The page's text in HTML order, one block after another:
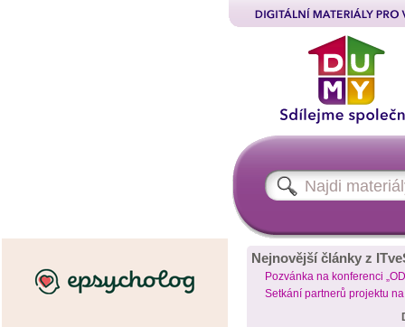
Nejnovější články z
Pozvánka na konferenci
Setkání partnerů projektu